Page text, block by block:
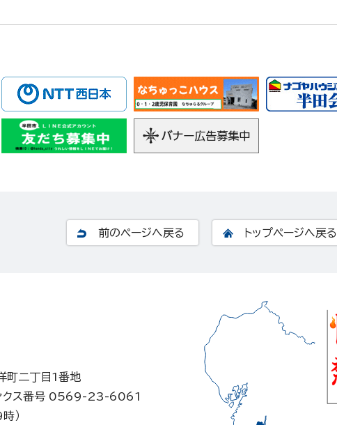
前のページへ戻る トップページへ戻る
二丁目1番地
クス番号 0569-23-6061
）